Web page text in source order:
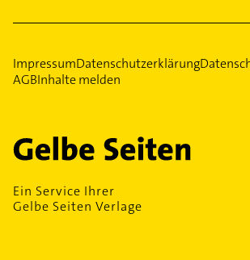
ImpressumDatenschutzerklärung
AGBInhalte melden
Ein Service Ihrer
Gelbe Seiten Verlage